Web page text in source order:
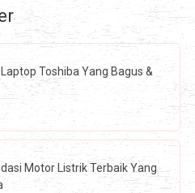
Toshiba Yang Bagus &
Motor Listrik Terbaik Yang